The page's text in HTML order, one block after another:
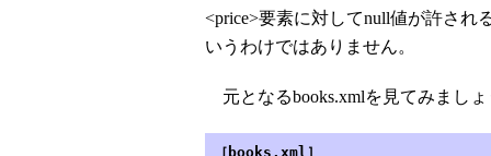
<price>要素に対してnull値が許され
いうわけではありません。
元となるbooks.xmlを見てみまし
［books.xml］